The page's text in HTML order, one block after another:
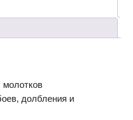
молотков
долбления и